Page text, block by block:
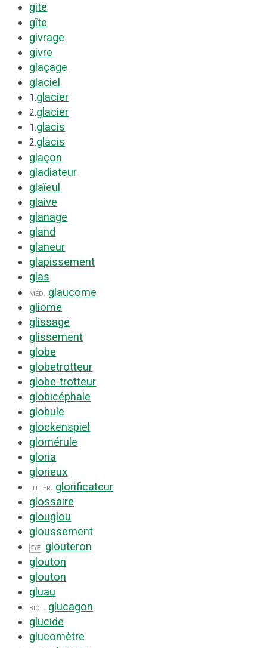
gite
gîte
givrage
givre
glaçage
glaciel
1.glacier
2.glacier
1.glacis
2.glacis
glaçon
gladiateur
glaïeul
glaive
glanage
gland
glaneur
glapissement
glas
méd. glaucome
gliome
glissage
glissement
globe
globetrotteur
globe-trotteur
globicéphale
globule
glockenspiel
glomérule
gloria
glorieux
littér. glorificateur
glossaire
glouglou
gloussement
F/E
glouteron
glouton
glouton
gluau
biol. glucagon
glucide
glucomètre